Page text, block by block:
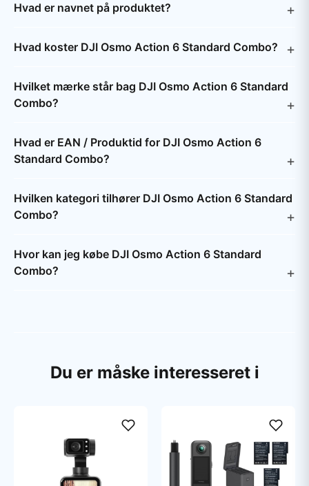
Hvad er navnet på produktet?
Hvad koster DJI Osmo Action 6 Standard Combo?
Hvilket mærke står bag DJI Osmo Action 6 Standard
Combo?
Hvad er EAN / Produktid for DJI Osmo Action 6
Standard Combo?
Hvilken kategori tilhører DJI Osmo Action 6 Standard
Combo?
Hvor kan jeg købe DJI Osmo Action 6 Standard
Combo?
Du er måske interesseret i